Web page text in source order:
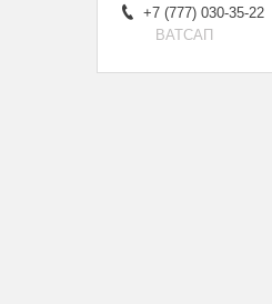
+7 (777) 030-35-22
ВАТСАП